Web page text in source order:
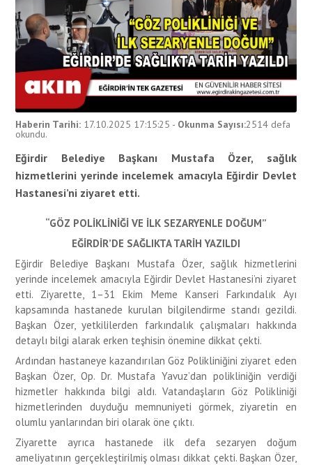
Haberin Tarihi: 17.10.2025 17:15:25 - Okunma Sayısı:2514 defa
okundu.
Eğirdir Belediye Başkanı Mustafa Özer, sağlık
hizmetlerini yerinde incelemek amacıyla Eğirdir Devlet
Hastanesi’ni ziyaret etti.
“GÖZ POLİKLİNİĞİ VE İLK SEZARYENLE DOĞUM”
EĞİRDİR’DE SAĞLIKTA TARİH YAZILDI
Eğirdir Belediye Başkanı Mustafa Özer, sağlık hizmetlerini
yerinde incelemek amacıyla Eğirdir Devlet Hastanesi’ni ziyaret
etti. Ziyarette, 1–31 Ekim Meme Kanseri Farkındalık Ayı
kapsamında hastanede kurulan bilgilendirme standı gezildi.
Başkan Özer, yetkililerden farkındalık çalışmaları hakkında
detaylı bilgi alarak erken teşhisin önemine dikkat çekti.
Ardından hastaneye kazandırılan Göz Polikliniğini ziyaret eden
Başkan Özer, Op. Dr. Mustafa Yavuz’dan polikliniğin verdiği
hizmetler hakkında bilgi aldı. Vatandaşların Göz Polikliniği
hizmetlerinden duyduğu memnuniyeti görmek, ziyaretin en
olumlu yanlarından biri olarak öne çıktı.
Ziyarette ayrıca hastanede ilk defa sezaryen doğum
ameliyatının gerçekleştirilmiş olması dikkat çekti. Başkan Özer,